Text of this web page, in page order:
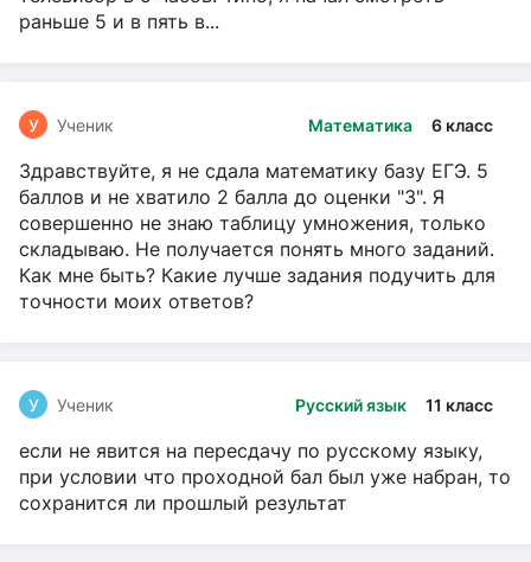
раньше 5 и в пять в...
Математика 6 класс
У Ученик
Здравствуйте, я не сдала математику базу ЕГЭ. 5
баллов и не хватило 2 балла до оценки "3". Я
совершенно не знаю таблицу умножения, только
складываю. Не получается понять много заданий.
Как мне быть? Какие лучше задания подучить для
точности моих ответов?
Русский язык 11 класс
У Ученик
если не явится на пересдачу по русскому языку,
при условии что проходной бал был уже набран, то
сохранится ли прошлый результат